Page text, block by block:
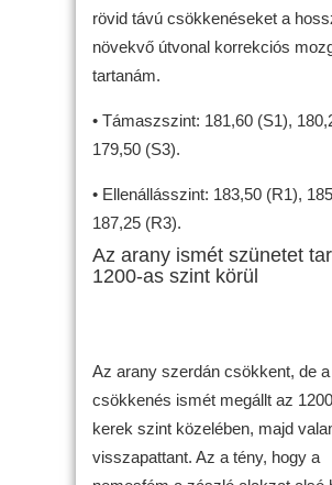
rövid távú csökkenéseket a
növekvő útvonal korrekciós
tartanám.
• Támaszszint: 181,60 (S1),
179,50 (S3).
• Ellenállásszint: 183,50 (R1),
187,25 (R3).
Az arany ismét szünetet
1200-as szint körül
Az arany szerdán csökkent, de a
csökkenés ismét megállt az
kerek szint közelében, majd
visszapattant. Az a tény, hogy a